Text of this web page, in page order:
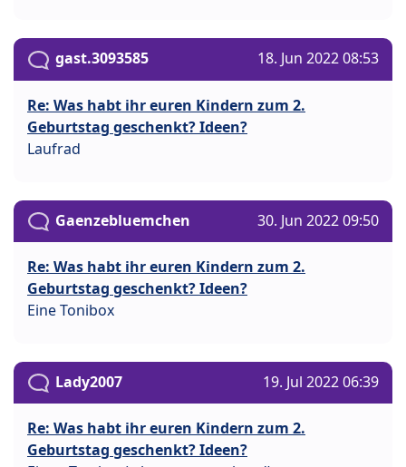
gast.3093585 18. Jun 2022 08:53
Re: Was habt ihr euren Kindern zum 2.
Geburtstag geschenkt? Ideen?
Laufrad
Gaenzebluemchen 30. Jun 2022 09:50
Re: Was habt ihr euren Kindern zum 2.
Geburtstag geschenkt? Ideen?
Eine Tonibox
Lady2007 19. Jul 2022 06:39
Re: Was habt ihr euren Kindern zum 2.
Geburtstag geschenkt? Ideen?